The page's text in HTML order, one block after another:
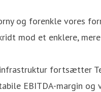
og forenkle vores
mod et enklere,
fortsætter
EBITDA-margin